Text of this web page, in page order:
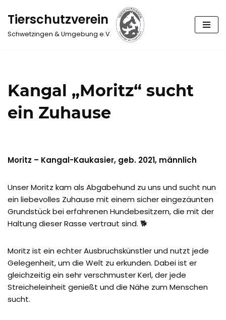
Zum
Inhalt
Tierschutzverein
Schwetzingen & Umgebung e.V.
Kangal „Moritz“ sucht
ein Zuhause
Moritz – Kangal-Kaukasier, geb. 2021, männlich
Unser Moritz kam als Abgabehund zu uns und sucht nun
ein liebevolles Zuhause mit einem sicher eingezäunten
Grundstück bei erfahrenen Hundebesitzern, die mit der
Haltung dieser Rasse vertraut sind. 🐕
Moritz ist ein echter Ausbruchskünstler und nutzt jede
Gelegenheit, um die Welt zu erkunden. Dabei ist er
gleichzeitig ein sehr verschmuster Kerl, der jede
Streicheleinheit genießt und die Nähe zum Menschen
sucht.